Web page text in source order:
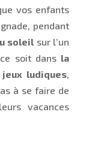
vos enfants
pendant
soleilsur l’un
soit dans la
ludiques,
à se faire de
vacances